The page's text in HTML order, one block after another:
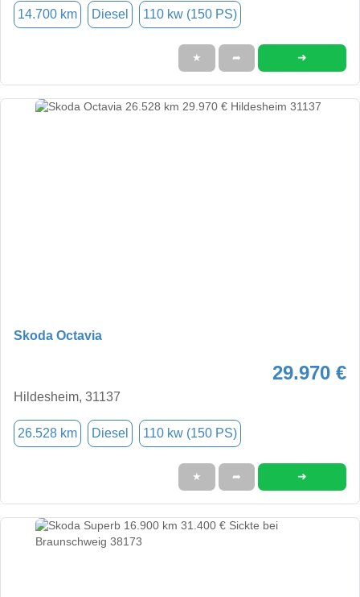
14.700 km Diesel 110 kw (150 PS)
★ ➦ ➜
Skoda Octavia
29.970 €
Hildesheim, 31137
26.528 km Diesel 110 kw (150 PS)
★ ➦ ➜